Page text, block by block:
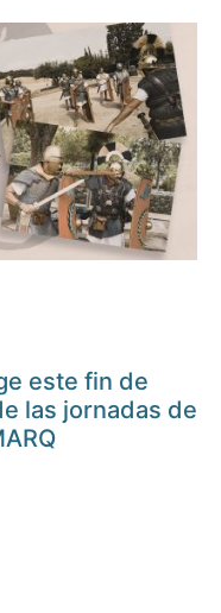
este fin de
las jornadas de